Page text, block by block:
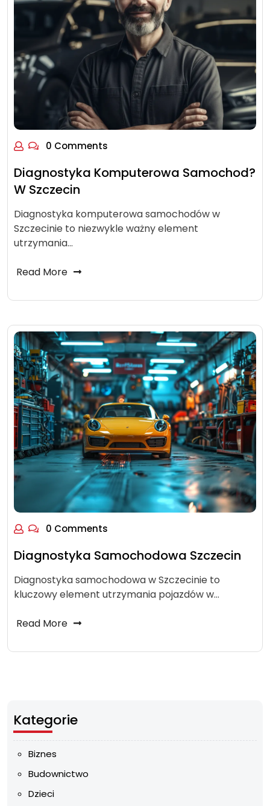
0 Comments
Diagnostyka Komputerowa Samochod?
W Szczecin
Diagnostyka komputerowa samochodów w
Szczecinie to niezwykle ważny element
utrzymania…
Read More
0 Comments
Diagnostyka Samochodowa Szczecin
Diagnostyka samochodowa w Szczecinie to
kluczowy element utrzymania pojazdów w…
Read More
Kategorie
Biznes
Budownictwo
Dzieci